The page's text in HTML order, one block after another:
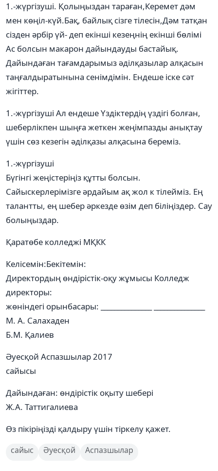
1.-жүргізуші. Қолыңыздан тараған,Керемет дәм
мен көңіл-күй.Бақ, байлық сізге тілесін,Дәм татқан
сізден әрбір үй- деп екінші кезеңнің екінші бөлімі
Ас болсын макарон дайындауды бастайық.
Дайындаған тағамдарымыз әділқазылар алқасын
таңғалдыратынына сенімдімін. Ендеше іске сәт
жігіттер.
1.-жүргізуші Ал ендеше Үздіктердің үздігі болған,
шеберлікпен шыңға жеткен жеңімпазды анықтау
үшін сөз кезегін әділқазы алқасына береміз.
1.-жүргізуші
Бүгінгі жеңістеріңіз құтты болсын.
Сайыскерлерімізге әрдайым ақ жол к тілейміз. Ең
талантты, ең шебер әркезде өзім деп біліңіздер. Сау
болыңыздар.
Қаратөбе колледжі МҚКК
Келісемін:Бекітемін:
Директордың өндірістік-оқу жұмысы Колледж
директоры:
жөніндегі орынбасары: _______________ _______________
М. А. Салахаден
Б.М. Қалиев
Әуесқой Аспазшылар 2017
сайысы
Дайындаған: өндірістік оқыту шебері
Ж.А. Таттигалиева
Өз пікіріңізді қалдыру үшін тіркелу қажет.
сайыс Әуесқой Аспазшылар